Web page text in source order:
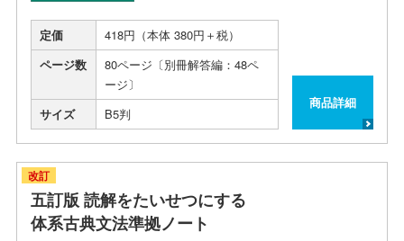
定価
418円（本体 380円＋税）
ページ数
80ページ〔別冊解答編：48ペ
ージ〕
サイズ
B5判
商品詳細
改訂
五訂版 読解をたいせつにする
体系古典文法準拠ノート